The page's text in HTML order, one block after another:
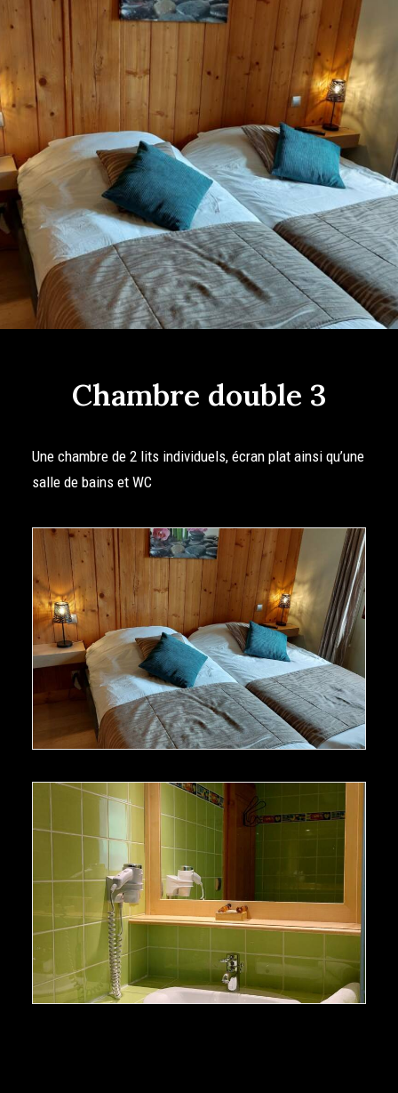
Chambre double 3
Une chambre de 2 lits individuels, écran plat ainsi qu’une
salle de bains et WC